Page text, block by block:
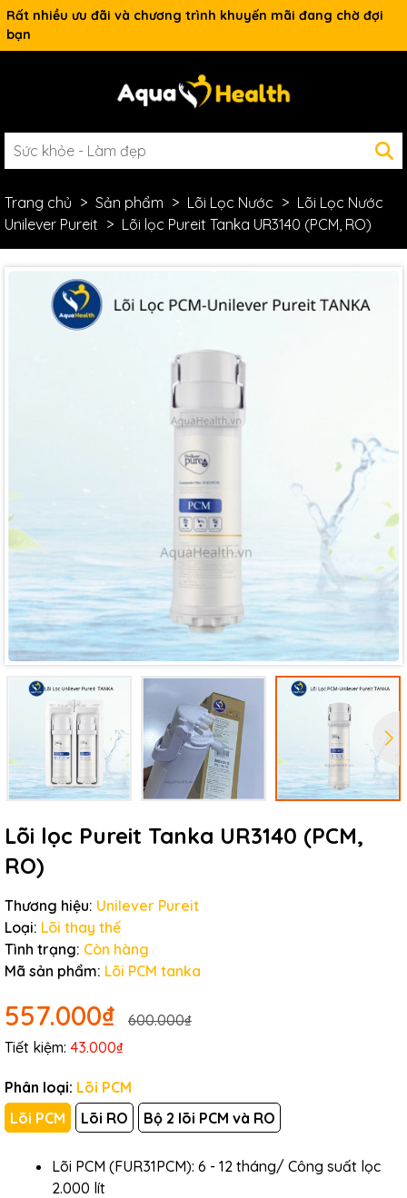
Rất nhiều ưu đãi và chương trình khuyến mãi đang chờ đợi
bạn
Trang chủ Sản phẩm Lõi Lọc Nước
Lõi Lọc Nước
Unilever Pureit
Lõi lọc Pureit Tanka UR3140 (PCM, RO)
Lõi lọc Pureit Tanka UR3140 (PCM,
RO)
Thương hiệu: Unilever Pureit
Loại: Lõi thay thế
Tình trạng: Còn hàng
Mã sản phẩm: Lõi PCM tanka
557.000₫
600.000₫
Tiết kiệm: 43.000₫
Phân loại: Lõi PCM
Lõi PCM
Lõi RO Bộ 2 lõi PCM và RO
Lõi PCM (FUR31PCM): 6 - 12 tháng/ Công suất lọc
2.000 lít
Mã giảm giá:
Ngày hết hạn:
Điều kiện: